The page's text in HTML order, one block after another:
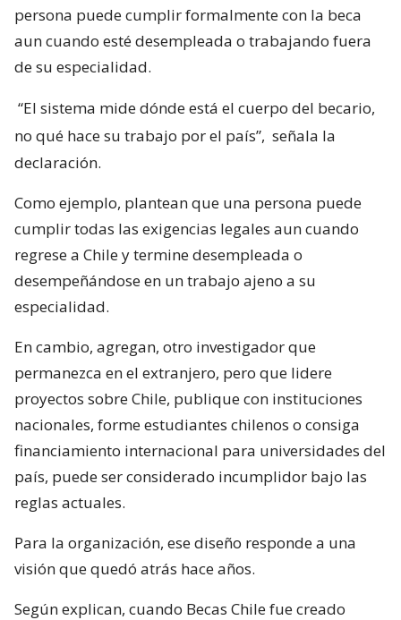
persona puede cumplir formalmente con la beca
aun cuando esté desempleada o trabajando fuera
de su especialidad.
“El sistema mide dónde está el cuerpo del becario,
no qué hace su trabajo por el país”, señala la
declaración.
Como ejemplo, plantean que una persona puede
cumplir todas las exigencias legales aun cuando
regrese a Chile y termine desempleada o
desempeñándose en un trabajo ajeno a su
especialidad.
En cambio, agregan, otro investigador que
permanezca en el extranjero, pero que lidere
proyectos sobre Chile, publique con instituciones
nacionales, forme estudiantes chilenos o consiga
financiamiento internacional para universidades del
país, puede ser considerado incumplidor bajo las
reglas actuales.
Para la organización, ese diseño responde a una
visión que quedó atrás hace años.
Según explican, cuando Becas Chile fue creado